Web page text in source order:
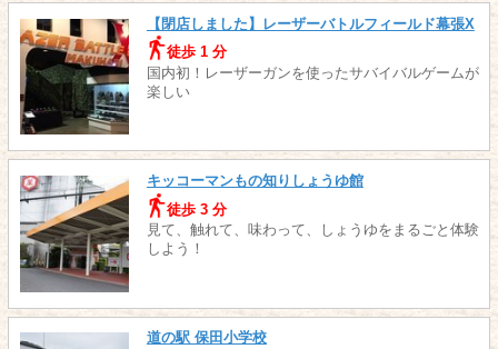
【閉店しました】レーザーバトルフィールド幕張X
徒歩 1 分
国内初！レーザーガンを使ったサバイバルゲームが
楽しい
キッコーマンもの知りしょうゆ館
徒歩 3 分
見て、触れて、味わって、しょうゆをまるごと体験
しよう！
道の駅 保田小学校